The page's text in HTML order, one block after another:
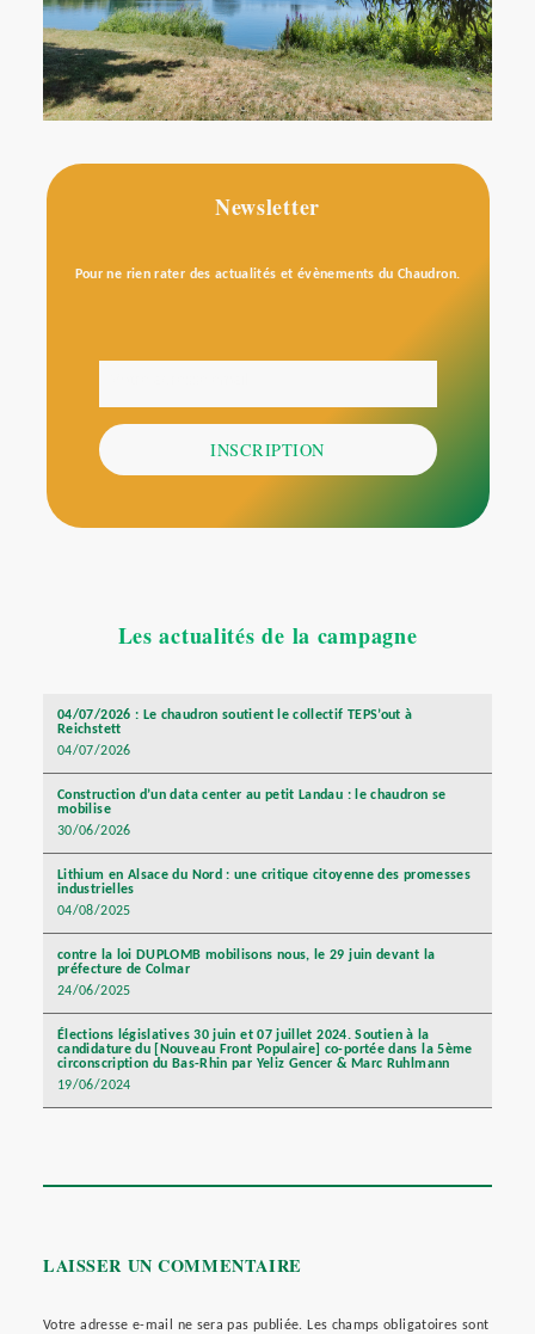
Newsletter
Pour ne rien rater des actualités et évènements du Chaudron.
INSCRIPTION
Les actualités de la campagne
04/07/2026 : Le chaudron soutient le collectif TEPS’out à
Reichstett
04/07/2026
Construction d’un data center au petit Landau : le chaudron se
mobilise
30/06/2026
Lithium en Alsace du Nord : une critique citoyenne des promesses
industrielles
04/08/2025
contre la loi DUPLOMB mobilisons nous, le 29 juin devant la
préfecture de Colmar
24/06/2025
Élections législatives 30 juin et 07 juillet 2024. Soutien à la
candidature du [Nouveau Front Populaire] co-portée dans la 5ème
circonscription du Bas-Rhin par Yeliz Gencer & Marc Ruhlmann
19/06/2024
LAISSER UN COMMENTAIRE
Votre adresse e-mail ne sera pas publiée. Les champs obligatoires sont